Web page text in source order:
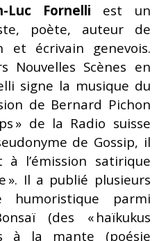
Luc Fornelli est un
poète, auteur de
et écrivain genevois.
Nouvelles Scènes en
signe la musique du
de Bernard Pichon
» de la Radio suisse
de Gossip, il
à l’émission satirique
». Il a publié plusieurs
humoristique parmi
(des « haïkukus
à la mante (poésie